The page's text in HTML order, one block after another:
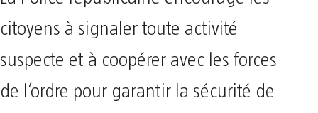
citoyens à signaler toute activité
suspecte et à coopérer avec les forces
de l’ordre pour garantir la sécurité de